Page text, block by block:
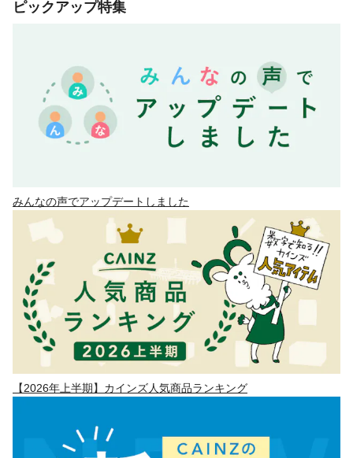
ピックアップ特集
みんなの声でアップデートしました
【2026年上半期】カインズ人気商品ランキング